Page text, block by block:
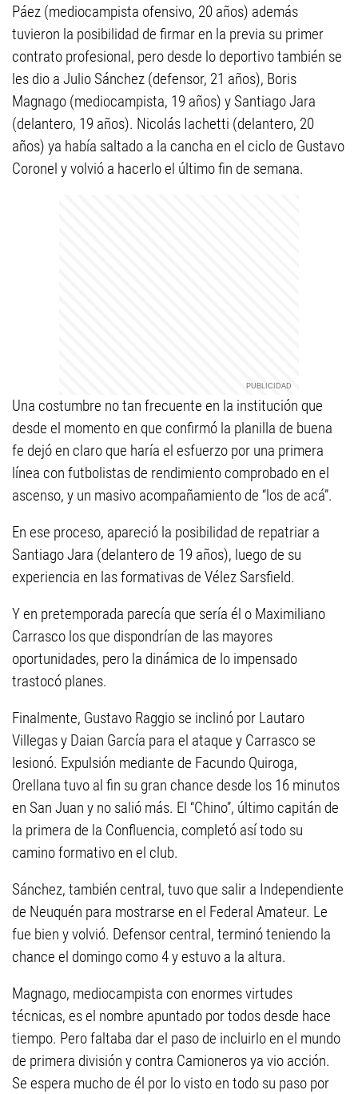
Páez (mediocampista ofensivo, 20 años) además
tuvieron la posibilidad de firmar en la previa su primer
contrato profesional, pero desde lo deportivo también se
les dio a Julio Sánchez (defensor, 21 años), Boris
Magnago (mediocampista, 19 años) y Santiago Jara
(delantero, 19 años). Nicolás Iachetti (delantero, 20
años) ya había saltado a la cancha en el ciclo de Gustavo
Coronel y volvió a hacerlo el último fin de semana.
Una costumbre no tan frecuente en la institución que
desde el momento en que confirmó la planilla de buena
fe dejó en claro que haría el esfuerzo por una primera
línea con futbolistas de rendimiento comprobado en el
ascenso, y un masivo acompañamiento de “los de acá”.
En ese proceso, apareció la posibilidad de repatriar a
Santiago Jara (delantero de 19 años), luego de su
experiencia en las formativas de Vélez Sarsfield.
Y en pretemporada parecía que sería él o Maximiliano
Carrasco los que dispondrían de las mayores
oportunidades, pero la dinámica de lo impensado
trastocó planes.
Finalmente, Gustavo Raggio se inclinó por Lautaro
Villegas y Daian García para el ataque y Carrasco se
lesionó. Expulsión mediante de Facundo Quiroga,
Orellana tuvo al fin su gran chance desde los 16 minutos
en San Juan y no salió más. El “Chino”, último capitán de
la primera de la Confluencia, completó así todo su
camino formativo en el club.
Sánchez, también central, tuvo que salir a Independiente
de Neuquén para mostrarse en el Federal Amateur. Le
fue bien y volvió. Defensor central, terminó teniendo la
chance el domingo como 4 y estuvo a la altura.
Magnago, mediocampista con enormes virtudes
técnicas, es el nombre apuntado por todos desde hace
tiempo. Pero faltaba dar el paso de incluirlo en el mundo
de primera división y contra Camioneros ya vio acción.
Se espera mucho de él por lo visto en todo su paso por